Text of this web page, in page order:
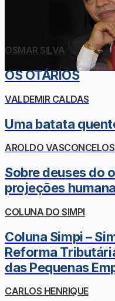
OSMAR SILVA
OS OTÁRIOS
VALDEMIR CALDAS
Uma batata
AROLDO VASCONCELOS
Sobre deuses do
projeções
COLUNA DO SIMPI
Coluna Simpi –
Reforma
das Pequenas
CARLOS HENRIQUE